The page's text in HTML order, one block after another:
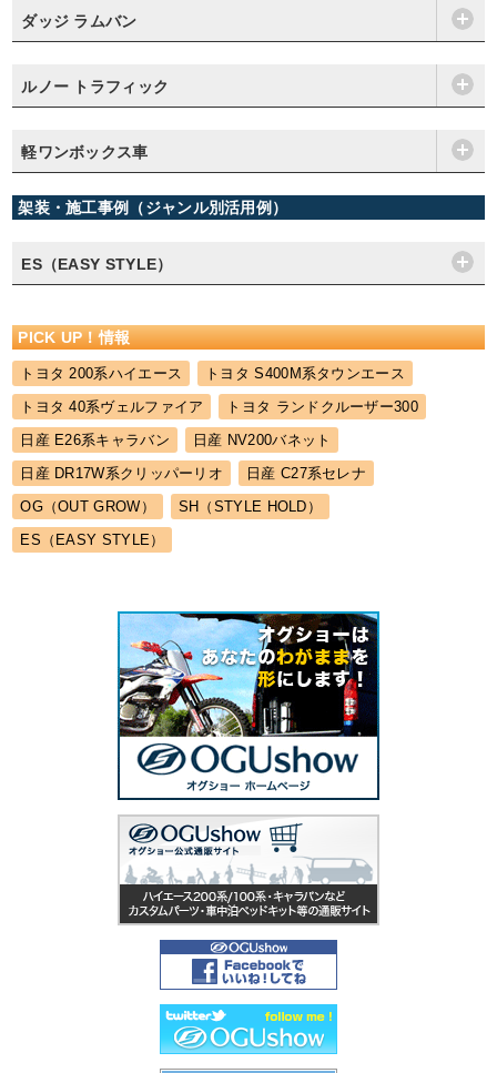
ダッジ ラムバン
ルノー トラフィック
軽ワンボックス車
架装・施工事例（ジャンル別活用例）
ES（EASY STYLE）
PICK UP！情報
トヨタ 200系ハイエース
トヨタ S400M系タウンエース
トヨタ 40系ヴェルファイア
トヨタ ランドクルーザー300
日産 E26系キャラバン
日産 NV200バネット
日産 DR17W系クリッパーリオ
日産 C27系セレナ
OG（OUT GROW）
SH（STYLE HOLD）
ES（EASY STYLE）